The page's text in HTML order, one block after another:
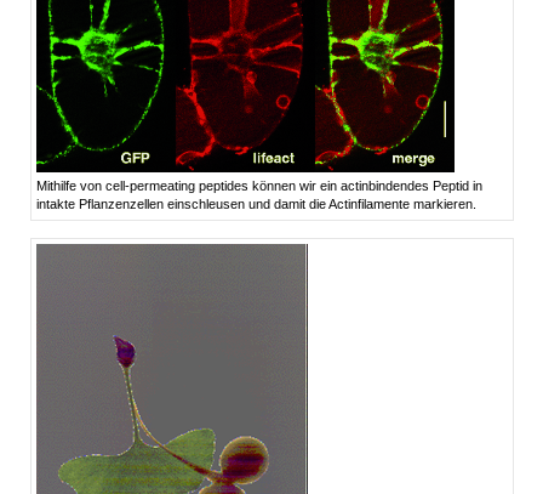
Mithilfe von cell-permeating peptides können wir ein actinbindendes Peptid in
intakte Pflanzenzellen einschleusen und damit die Actinfilamente markieren.